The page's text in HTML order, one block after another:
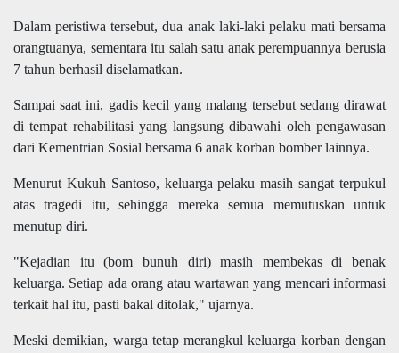
Dalam peristiwa tersebut, dua anak laki-laki pelaku mati bersama
orangtuanya, sementara itu salah satu anak perempuannya berusia
7 tahun berhasil diselamatkan.
Sampai saat ini, gadis kecil yang malang tersebut sedang dirawat
di tempat rehabilitasi yang langsung dibawahi oleh pengawasan
dari Kementrian Sosial bersama 6 anak korban bomber lainnya.
Menurut Kukuh Santoso, keluarga pelaku masih sangat terpukul
atas tragedi itu, sehingga mereka semua memutuskan untuk
menutup diri.
"Kejadian itu (bom bunuh diri) masih membekas di benak
keluarga. Setiap ada orang atau wartawan yang mencari informasi
terkait hal itu, pasti bakal ditolak," ujarnya.
Meski demikian, warga tetap merangkul keluarga korban dengan